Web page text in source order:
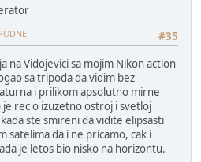
#35
na Vidojevici sa mojim Nikon action
sa tripoda da vidim bez
i prilikom apsolutno mirne
rec o izuzetno ostroj i svetloj
ste smireni da vidite elipsasti
satelima da i ne pricamo, cak i
je letos bio nisko na horizontu.